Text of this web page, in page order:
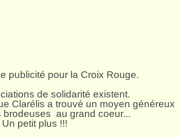
publicité pour la Croix Rouge.
de solidarité existent.
Clarélis a trouvé un moyen généreux
brodeuses au grand coeur...
Un petit plus !!!